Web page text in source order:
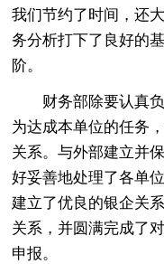
我们节约了时间，还
务分析打下了良好的
阶。
财务部除要认真
为达成本单位的任务
关系。与外部建立并
好妥善地处理了各单
建立了优良的银企关
关系，并圆满完成了
申报。